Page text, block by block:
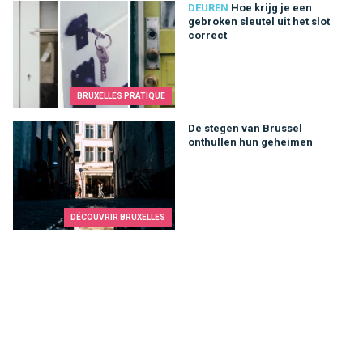
BRUXELLES PRATIQUE
DEUREN Hoe krijg je een
gebroken sleutel uit het slot
correct
Hoe krijg je een gebroken sleutel uit het slot correct
DÉCOUVRIR BRUXELLES
De stegen van Brussel
onthullen hun geheimen
De stegen van Brussel onthullen hun geheimen